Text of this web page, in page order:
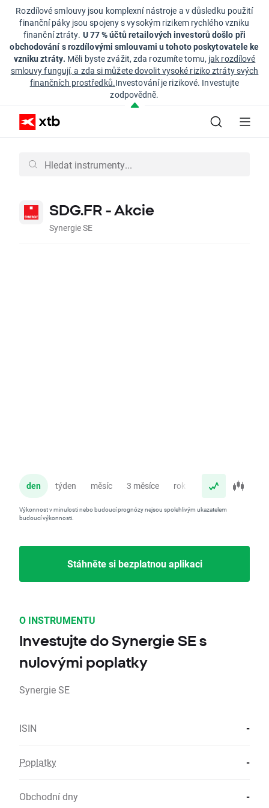
Rozdílové smlouvy jsou komplexní nástroje a v důsledku použití
finanční páky jsou spojeny s vysokým rizikem rychlého vzniku
finanční ztráty. U 77 % účtů retailových investorů došlo při
obchodování s rozdílovými smlouvami u tohoto poskytovatele ke
vzniku ztráty. Měli byste zvážit, zda rozumíte tomu, jak rozdílové
smlouvy fungují, a zda si můžete dovolit vysoké riziko ztráty svých
finančních prostředků.Investování je rizikové. Investujte
zodpovědně.
SDG.FR - Akcie
Synergie SE
den týden měsíc 3 měsíce rok
Výkonnost v minulosti nebo budoucí prognózy nejsou spolehlivým ukazatelem
budoucí výkonnosti.
Stáhněte si bezplatnou aplikaci
O INSTRUMENTU
Investujte do Synergie SE s
nulovými poplatky
Synergie SE
ISIN -
Poplatky -
Obchodní dny -